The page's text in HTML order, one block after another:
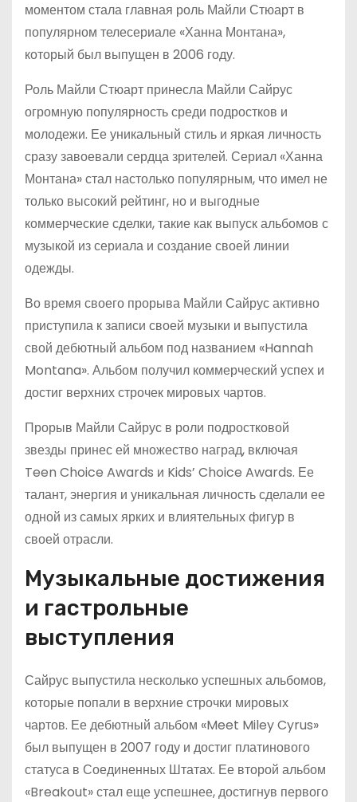
моментом стала главная роль Майли Стюарт в
популярном телесериале «Ханна Монтана»,
который был выпущен в 2006 году.
Роль Майли Стюарт принесла Майли Сайрус
огромную популярность среди подростков и
молодежи. Ее уникальный стиль и яркая личность
сразу завоевали сердца зрителей. Сериал «Ханна
Монтана» стал настолько популярным, что имел не
только высокий рейтинг, но и выгодные
коммерческие сделки, такие как выпуск альбомов с
музыкой из сериала и создание своей линии
одежды.
Во время своего прорыва Майли Сайрус активно
приступила к записи своей музыки и выпустила
свой дебютный альбом под названием «Hannah
Montana». Альбом получил коммерческий успех и
достиг верхних строчек мировых чартов.
Прорыв Майли Сайрус в роли подростковой
звезды принес ей множество наград, включая
Teen Choice Awards и Kids’ Choice Awards. Ее
талант, энергия и уникальная личность сделали ее
одной из самых ярких и влиятельных фигур в
своей отрасли.
Музыкальные достижения
и гастрольные
выступления
Сайрус выпустила несколько успешных альбомов,
которые попали в верхние строчки мировых
чартов. Ее дебютный альбом «Meet Miley Cyrus»
был выпущен в 2007 году и достиг платинового
статуса в Соединенных Штатах. Ее второй альбом
«Breakout» стал еще успешнее, достигнув первого